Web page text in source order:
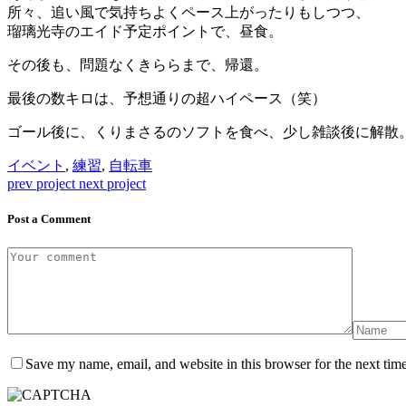
所々、追い風で気持ちよくペース上がったりもしつつ、
瑠璃光寺のエイド予定ポイントで、昼食。
その後も、問題なくきららまで、帰還。
最後の数キロは、予想通りの超ハイペース（笑）
ゴール後に、くりまさるのソフトを食べ、少し雑談後に解散。
イベント , 練習, 自転車
prev project next project
Post a Comment
Save my name, email, and website in this browser for the next